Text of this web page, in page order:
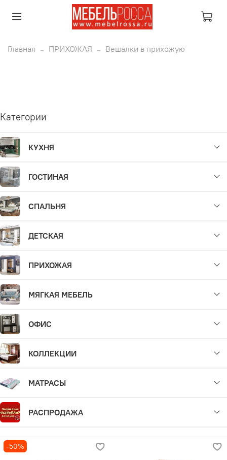
Главная ПРИХОЖАЯ Вешалки в прихожую
Категории
КУХНЯ
ГОСТИНАЯ
СПАЛЬНЯ
ДЕТСКАЯ
ПРИХОЖАЯ
МЯГКАЯ МЕБЕЛЬ
ОФИС
КОЛЛЕКЦИИ
МАТРАСЫ
РАСПРОДАЖА
-50%